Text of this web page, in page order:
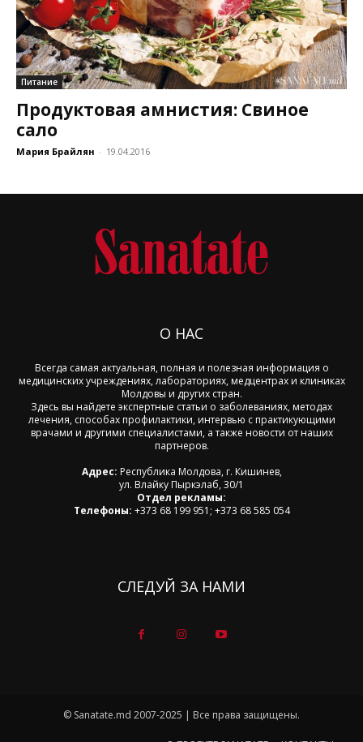
Питание
Продуктовая амнистия: Свиное
сало
Мария Брайлян - 19.04.2016
О НАС
Всегда самая актуальная, полная и полезная информация о
медицинских учреждениях, лабораториях, медцентрах и клиниках
Молдовы и других стран.
Здесь вы найдете экспертные статьи о заболеваниях, методах
лечения, способах профилактики, интервью с практикующими
врачами и другими специалистами, а также новости от наших
партнеров.
Адрес: Республика Молдова, г. Кишинев,
ул. Влайку Пыркэлаб, 30/1
Отдел рекламы:
Телефоны: +373 68 199 951; +373 68 585 054
СЛЕДУЙ ЗА НАМИ
© Sanatate.md 2007-2025 | Все права защищены.